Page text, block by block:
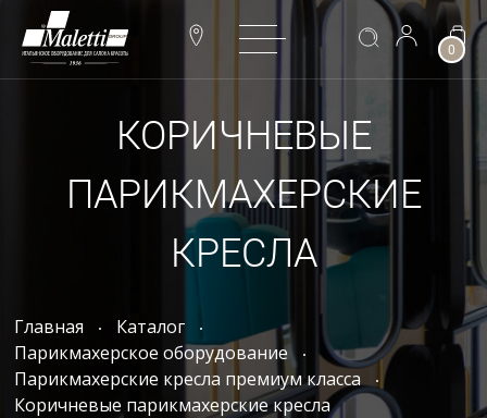
0
КОРИЧНЕВЫЕ
ПАРИКМАХЕРСКИЕ
КРЕСЛА
Главная
Каталог
Парикмахерское оборудование
Парикмахерские кресла премиум класса
Коричневые парикмахерские кресла